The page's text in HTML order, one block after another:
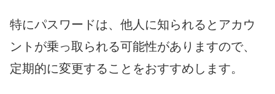
特にパスワードは、他人に知られるとアカウ
ントが乗っ取られる可能性がありますので、
定期的に変更することをおすすめします。